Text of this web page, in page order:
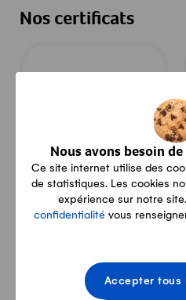
Nous avons besoin
Ce site internet utilise des
de statistiques. Les cookies
expérience sur notre
confidentialité vous
Accepter tous
Nos certificats
Contact